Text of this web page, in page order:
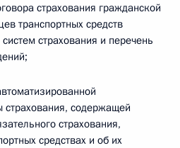
страхования гражданской
транспортных средств
страхования и перечень
содержащей
страхования,
средствах и об их